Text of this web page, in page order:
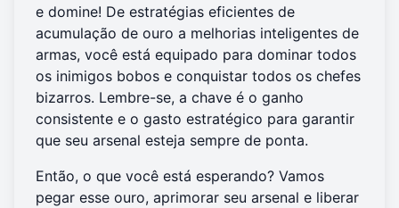
e domine! De estratégias eficientes de
acumulação de ouro a melhorias inteligentes de
armas, você está equipado para dominar todos
os inimigos bobos e conquistar todos os chefes
bizarros. Lembre-se, a chave é o ganho
consistente e o gasto estratégico para garantir
que seu arsenal esteja sempre de ponta.
Então, o que você está esperando? Vamos
pegar esse ouro, aprimorar seu arsenal e liberar